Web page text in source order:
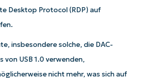
Desktop Protocol (RDP) auf
insbesondere solche, die DAC-
von USB 1.0 verwenden,
nicht mehr, was sich auf